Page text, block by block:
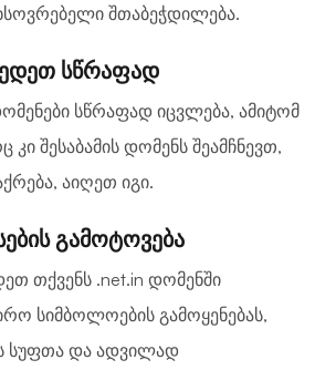
შთაბეჭდილება.
სწრაფად
სწრაფად იცვლება, ამიტომ
შესაბამის დომენს შეამჩნევთ,
აიღეთ იგი.
გამოტოვება
თქვენს .net.in დომენში
სიმბოლოების გამოყენებას,
სუფთა და ადვილად